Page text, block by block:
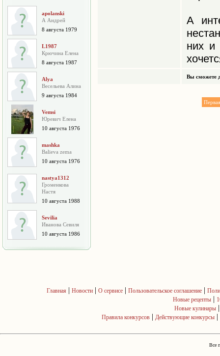
apolanski
А Андрей
8 августа 1979
L1987
Крючина Елена
8 августа 1987
Alya
Весельева Алина
9 августа 1984
Vemsi
Юревич Елена
10 августа 1976
mashka
Balieva zema
10 августа 1976
nastya1312
Громенкова
Настя
10 августа 1988
Sevilia
Иванова Севиля
10 августа 1986
А
них и
Вы сможете
Первая
Главная | Новости| О сервисе| Пользовательское соглашение|
Новые рецепты |
Новые кулинары
Правила конкурсов | Действующие конкурсы |
Все